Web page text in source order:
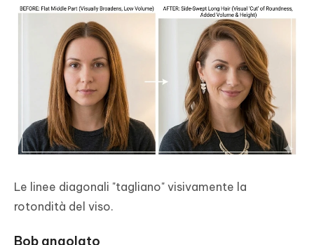
Le linee diagonali "tagliano" visivamente la
rotondità del viso.
Bob angolato